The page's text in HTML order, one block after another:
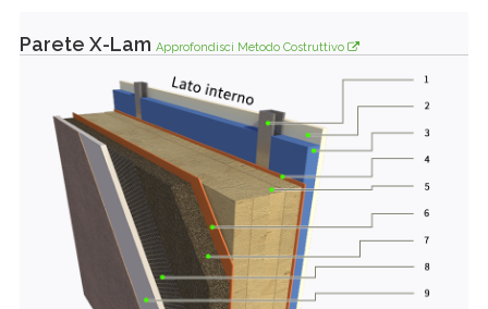
Parete X-Lam Approfondisci Metodo Costruttivo